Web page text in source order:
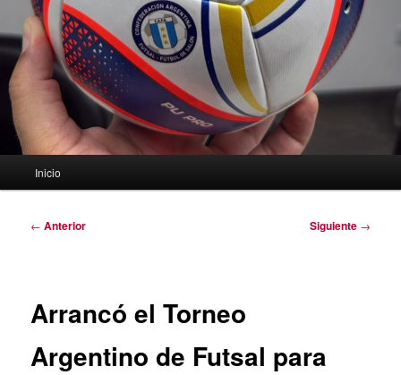
Inicio
Navegación
← Anterior Siguiente →
Arrancó el Torneo
Argentino de Futsal para